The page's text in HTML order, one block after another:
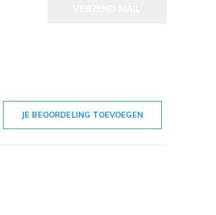
JE BEOORDELING TOEVOEGEN